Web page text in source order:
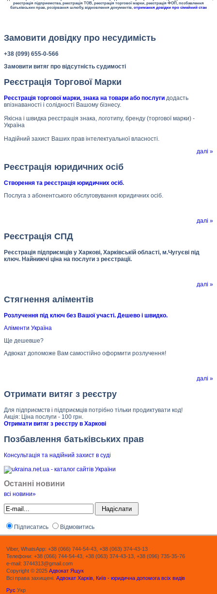
реєстрація підприємства, реєстрація ТОВ, реєстрація торгової марки, реєстрація ФОП, позбавлення
батьківських прав, розірвання шлюбу, відновлення документів, отримання довідки про сімейний стан
Замовити довідку про несудимість
+38 (099) 655-0-566
Замовити витяг про відсутність судимості
Реєстрація Торгової Марки
Реєстрація торгової марки, знака на товари або послуги додасть
впізнаваності і солідності Вашому бізнесу.
Якісна і швидка реєстрація знака, логотипу, бренду (торгової марки) -
Україна
Надійний захист Ваших прав інтелектуальної власності.
далі »
Реєстрація юридичних осіб
Створення та реєстрація юридичних осіб.
Послуга з абонентського обслуговування юридичних осіб.
далі »
Реєстрація СПД
Реєстрація підприємців у Харкові, Харківській області, м.Чугуєві під
ключ. Найнижчі ціна на послуги з реєстрації.
далі »
Стягнення аліментів
Розлучення під ключ без Вашої участі. Дешево і швидко.
Аліменти Україна
Ще дешевше?
Адвокат допоможе Вам самостійно оформити розлучення!
далі »
Отримати витяг з реєстру
Для підприємств і підприємців потрібно тільки продиктувати код!
Акція: Ціна послуги - 100 грн.
Отримати витяг з реєстру в Харкові
Позбавлення батьківських прав
Консультація та надійний захист в суді
Останні новини
всі новини»
Підписатись Відмовитись
Viber, WhatsApp: +38 (066) 744-54-43, +38 (063) 374-43-13
Телефони: +38 (066) 744-54-43, +38 (063) 374-43-13, +38 (096) 735-35-76
e-mail: 3744313@gmail.com
Copyright © 2025 Адвокат Ящук
Всі права захищені. Адвокат Харків, Київ - юридична допомога всіх видів
Рус Укр